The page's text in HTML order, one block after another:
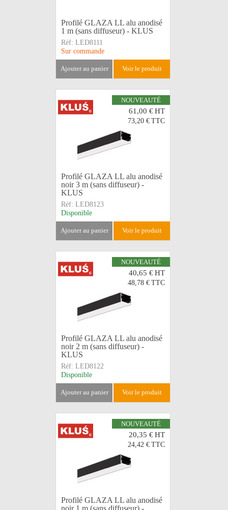
Profilé GLAZA LL alu anodisé
1 m (sans diffuseur) - KLUS
Réf: LED8111
Sur commande
ajouter au panier voir le produit
NOUVEAUTÉ
61,00 €HT
73,20 € TTC
Profilé GLAZA LL alu anodisé
noir 3 m (sans diffuseur) -
KLUS
Réf: LED8123
Disponible
ajouter au panier voir le produit
NOUVEAUTÉ
40,65 €HT
48,78 € TTC
Profilé GLAZA LL alu anodisé
noir 2 m (sans diffuseur) -
KLUS
Réf: LED8122
Disponible
ajouter au panier voir le produit
NOUVEAUTÉ
20,35 €HT
24,42 € TTC
Profilé GLAZA LL alu anodisé
noir 1 m (sans diffuseur) -